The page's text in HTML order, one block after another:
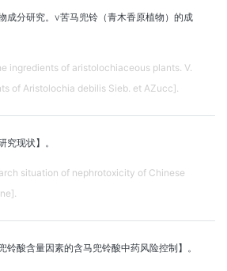
成分研究。v苦马兜铃（青木香原植物）的成
ingredients of aristolochiaceous plants. V.
of Aristolochia debilis Sieb. et AZucc].
究现状】。
situation of nephrotoxicity of Chinese
铃酸含量因素的含马兜铃酸中药风险控制】。